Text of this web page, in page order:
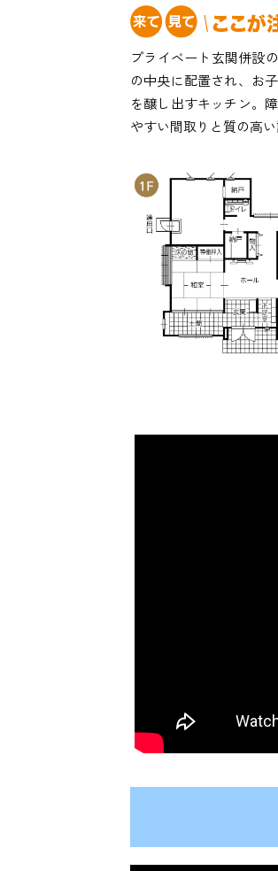
プライベート玄関併設
の中央に配置され、お
を醸し出すキッチン。
やすい間取りと質の高